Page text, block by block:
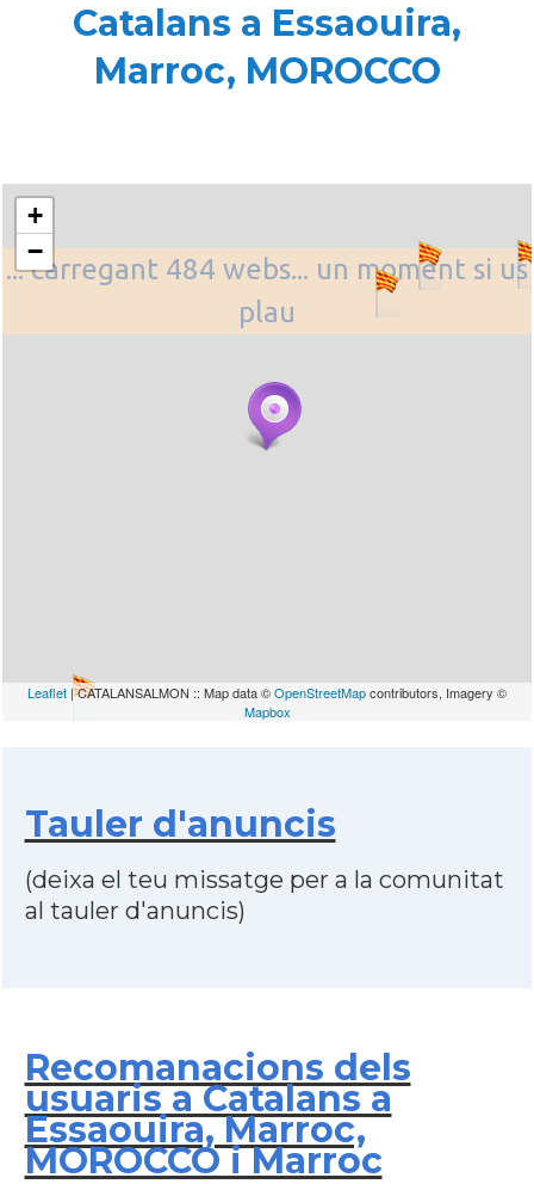
Catalans a Essaouira,
Marroc, MOROCCO
... carregant 484 webs... un moment si us
plau
+
−
Leaflet | CATALANSALMON :: Map data ©OpenStreetMapcontributors, Imagery ©
Mapbox
Tauler d'anuncis
(deixa el teu missatge per a la comunitat
al tauler d'anuncis)
Recomanacions dels
usuaris a Catalans a
Essaouira, Marroc,
MOROCCO i Marroc